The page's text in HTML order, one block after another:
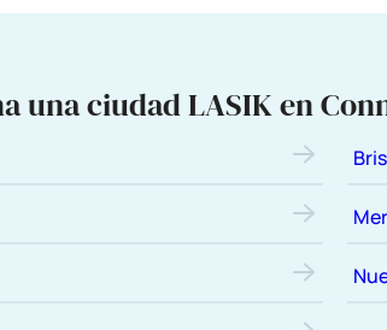
una ciudad LASIK en